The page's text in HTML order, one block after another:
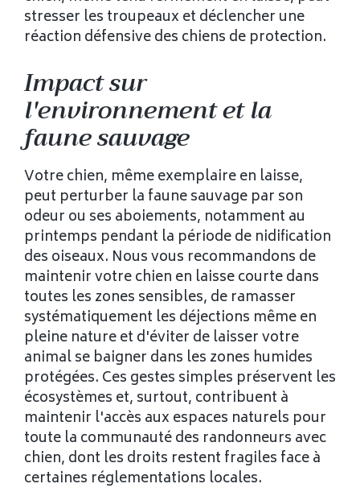
stresser les troupeaux et déclencher une
réaction défensive des chiens de protection.
Impact sur
l'environnement et la
faune sauvage
Votre chien, même exemplaire en laisse,
peut perturber la faune sauvage par son
odeur ou ses aboiements, notamment au
printemps pendant la période de nidification
des oiseaux. Nous vous recommandons de
maintenir votre chien en laisse courte dans
toutes les zones sensibles, de ramasser
systématiquement les déjections même en
pleine nature et d'éviter de laisser votre
animal se baigner dans les zones humides
protégées. Ces gestes simples préservent les
écosystèmes et, surtout, contribuent à
maintenir l'accès aux espaces naturels pour
toute la communauté des randonneurs avec
chien, dont les droits restent fragiles face à
certaines réglementations locales.